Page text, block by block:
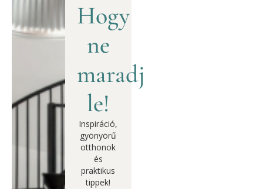
Hogy
ne
maradj
le!
Inspiráció,
gyönyörű
otthonok
és
praktikus
tippek!